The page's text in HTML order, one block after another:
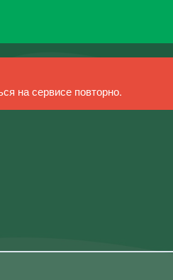
на сервисе повторно.